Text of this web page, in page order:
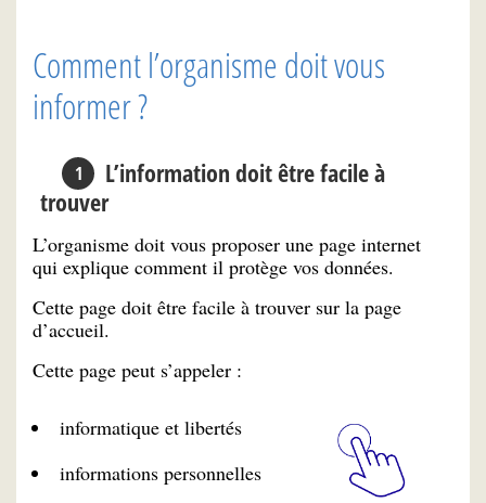
Comment l’organisme doit vous
informer ?
L’information doit être facile à
trouver
L’organisme doit vous proposer une page internet
qui explique comment il protège vos données.
Cette page doit être facile à trouver sur la page
d’accueil.
Cette page peut s’appeler :
informatique et libertés
informations personnelles